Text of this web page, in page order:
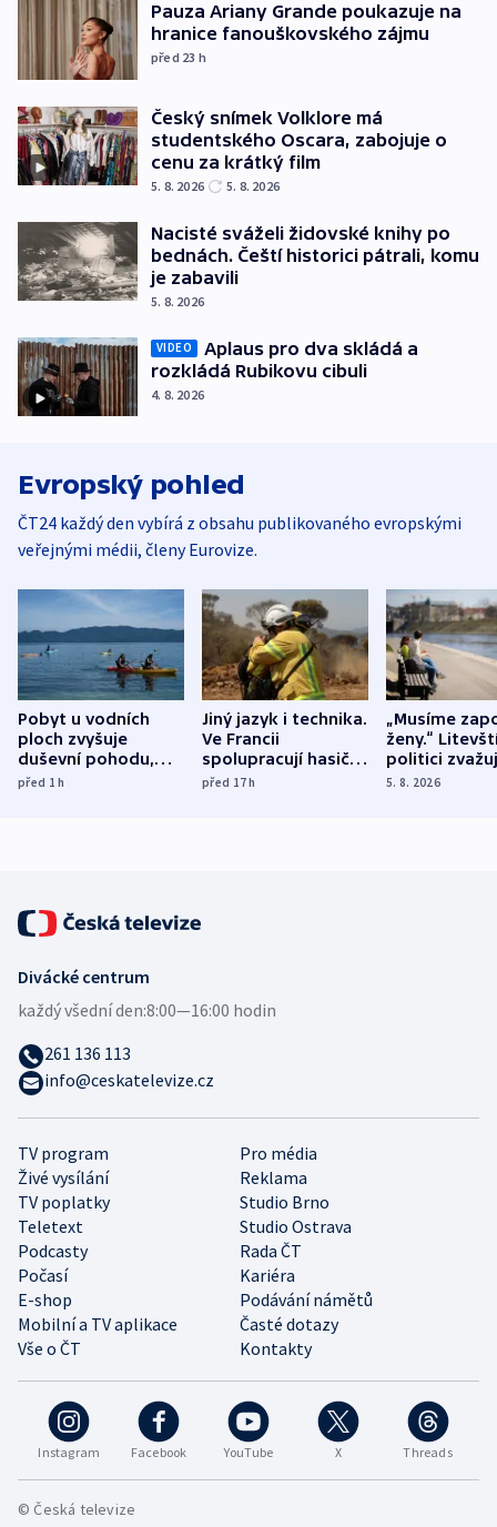
Pauza Ariany Grande poukazuje na
hranice fanouškovského zájmu
před 23 h
Český snímek Volklore má
studentského Oscara, zabojuje o
cenu za krátký film
5. 8. 2026 5. 8. 2026
Nacisté sváželi židovské knihy po
bednách. Čeští historici pátrali, komu
je zabavili
5. 8. 2026
VIDEO
Aplaus pro dva skládá a
rozkládá Rubikovu cibuli
4. 8. 2026
Evropský pohled
ČT24 každý den vybírá z obsahu publikovaného evropskými
veřejnými médii, členy Eurovize.
Pobyt u vodních
ploch zvyšuje
duševní pohodu,
ukázala
před 1h
Jiný jazyk i technika.
Ve Francii
spolupracují hasiči z
různých zemí
před 17h
„Musíme
ženy.“
politici
dohodu o
5. 8. 2026
Instagram Facebook YouTube X Threads
TV program
Pro média
Živé vysílání
Reklama
TV poplatky
Studio Brno
Teletext
Studio Ostrava
Podcasty
Rada ČT
Počasí
Kariéra
E-shop
Podávání námětů
Mobilní a TV aplikace
Časté dotazy
Vše o ČT
Kontakty
Divácké centrum
každý všední den:8:00—16:00 hodin
261 136 113
info@ceskatelevize.cz
© Česká televize